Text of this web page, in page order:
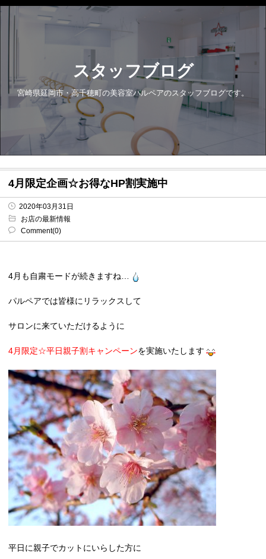
スタッフブログ
宮崎県延岡市・高千穂町の美容室パルペアのスタッフブログです。
4月限定企画☆お得なHP割実施中
2020年03月31日
お店の最新情報
Comment(0)
4月も自粛モードが続きますね…
パルペアでは皆様にリラックスして
サロンに来ていただけるように
4月限定☆平日親子割キャンペーンを実施いたします
平日に親子でカットにいらした方に